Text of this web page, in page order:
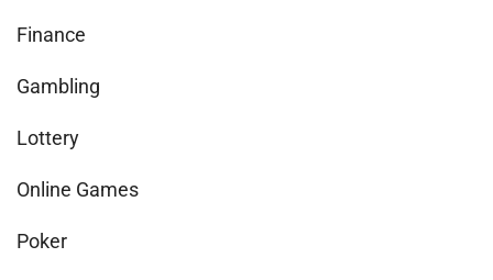
Finance
Gambling
Lottery
Online Games
Poker